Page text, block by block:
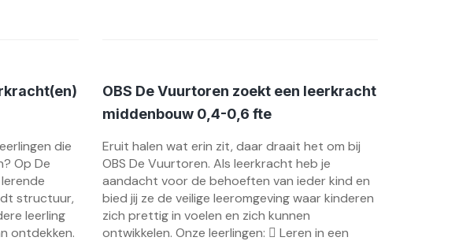
die
Op De
structuur,
leerling
ontdekken.
OBS De Vuurtoren zoekt een leerkracht
middenbouw 0,4-0,6 fte
Eruit halen wat erin zit, daar draait het om bij
OBS De Vuurtoren. Als leerkracht heb je
aandacht voor de behoeften van ieder kind en
bied jij ze de veilige leeromgeving waar kinderen
zich prettig in voelen en zich kunnen
ontwikkelen. Onze leerlingen:  Leren in een